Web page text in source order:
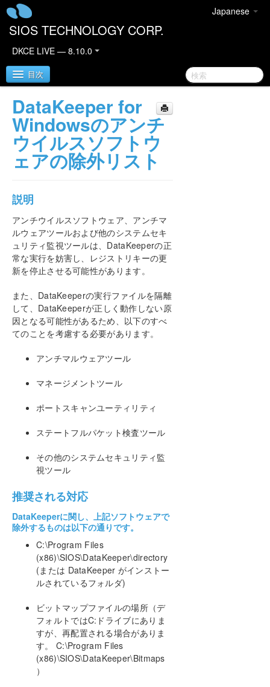
Japanese
SIOS TECHNOLOGY CORP.
DKCE LIVE — 8.10.0
目次
SIOS DataKeeper Cluster Edition
DataKeeper Cluster Editionリリースノート
DataKeeper Cluster Edition クイックスタートガイ
DataKeeper Cluster Edition インストレーションガ
イド
DataKeeper Cluster Edition テクニカルドキュメン
ユーザインターフェース
コンポーネント
DataKeeperサービスログオンIDとパスワードの選択
構成
SIOS DataKeeper で EMCMD を使用する
SIOS DataKeeperでDKPwrShellを使用する
よくある質問
ソリューション
既知の問題と回避策
指定したボリュームへのアクセス拒否
DataKeeper for Windowsのアンチウイルスソフ
トウェアの除外リスト
ダングリングソース
DataKeeper はジョブのミラーエンドポイント
として小文字のドライブレターをサポートしな
い
DataKeeper をクラスターの Quorum デバイス
として使用できない
レプリケーションネットワーク上でクラスタ化
されたIPアドレスのネットワーク障害が発生し
た後、DataKeeperボリュームがオンラインにな
らない
DataKeeper ボリュームをクラスタリソースタ
イプとして使用できない
DataKeeper for
Windowsのアンチ
ウイルスソフトウ
ェアの除外リスト
説明
アンチウイルスソフトウェア、アンチマ
ルウェアツールおよび他のシステムセキ
ュリティ監視ツールは、DataKeeperの正
常な実行を妨害し、レジストリキーの更
新を停止させる可能性があります。
また、DataKeeperの実行ファイルを隔離
して、DataKeeperが正しく動作しない原
因となる可能性があるため、以下のすべ
てのことを考慮する必要があります。
アンチマルウェアツール
マネージメントツール
ポートスキャンユーティリティ
ステートフルパケット検査ツール
その他のシステムセキュリティ監
視ツール
推奨される対応
DataKeeperに関し、上記ソフトウェアで
除外するものは以下の通りです。
C:\Program Files
(x86)\SIOS\DataKeeper\directory
(または DataKeeper がインストー
ルされているフォルダ)
ビットマップファイルの場所（デ
フォルトではC:ドライブにありま
すが、再配置される場合がありま
す。 C:\Program Files
(x86)\SIOS\DataKeeper\Bitmaps
）